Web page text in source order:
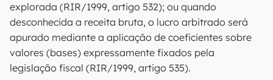
explorada (RIR/1999, artigo 532); ou quando
desconhecida a receita bruta, o lucro arbitrado será
apurado mediante a aplicação de coeficientes sobre
valores (bases) expressamente fixados pela
legislação fiscal (RIR/1999, artigo 535).